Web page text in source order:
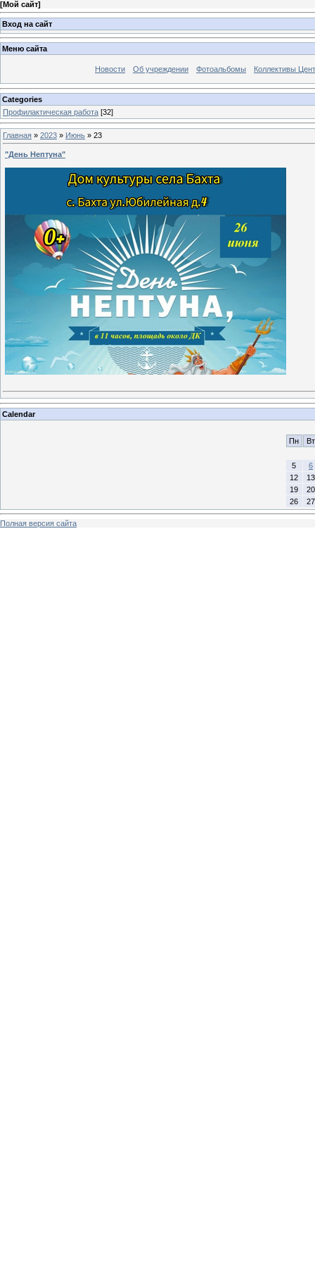
[Мой сайт]
Вход на сайт
Меню сайта
Новости Об учреждении Фотоальбомы Коллективы
Categories
Профилактическая работа [32]
Главная » 2023 » Июнь » 23
"День Нептуна"
Calendar
Пн Вт
5
6
12
13
19
20
26
27
Полная версия сайта